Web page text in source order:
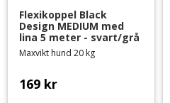
Flexikoppel Black
Design MEDIUM med
lina 5 meter - svart/grå
Maxvikt hund 20 kg
169 kr